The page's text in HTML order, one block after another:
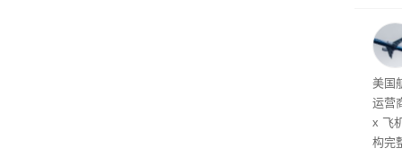
万
出分
在
美国
运营
x 飞
构完